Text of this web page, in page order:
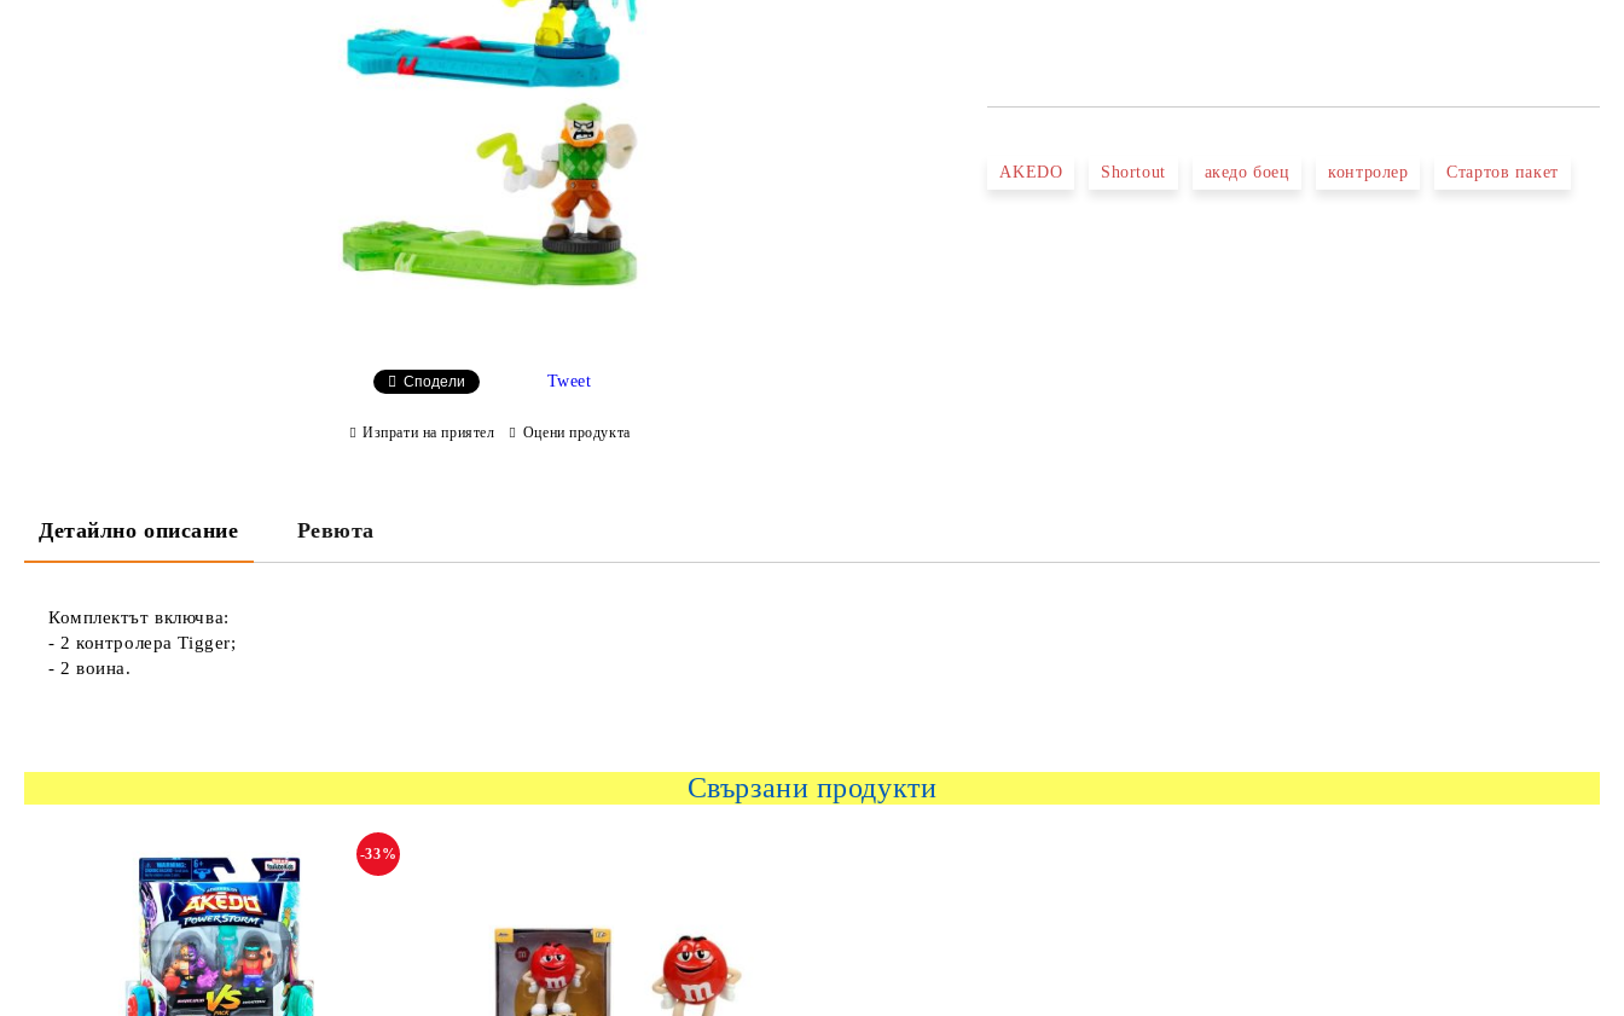
AKEDO Shortout акедо боец контролер Стартов пакет
Сподели Tweet
Изпрати на приятел Оцени продукта
Детайлно описание Ревюта
Комплектът включва:
- 2 контролера Tigger;
- 2 воина.
Свързани продукти
-33%